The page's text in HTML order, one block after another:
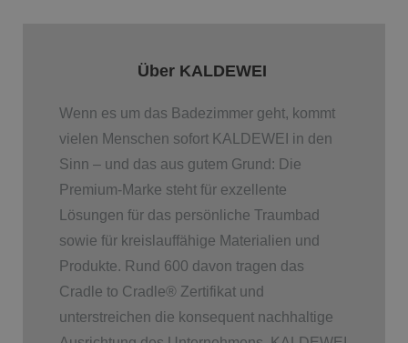
Über KALDEWEI
Wenn es um das Badezimmer geht, kommt
vielen Menschen sofort KALDEWEI in den
Sinn – und das aus gutem Grund: Die
Premium-Marke steht für exzellente
Lösungen für das persönliche Traumbad
sowie für kreislauffähige Materialien und
Produkte. Rund 600 davon tragen das
Cradle to Cradle® Zertifikat und
unterstreichen die konsequent nachhaltige